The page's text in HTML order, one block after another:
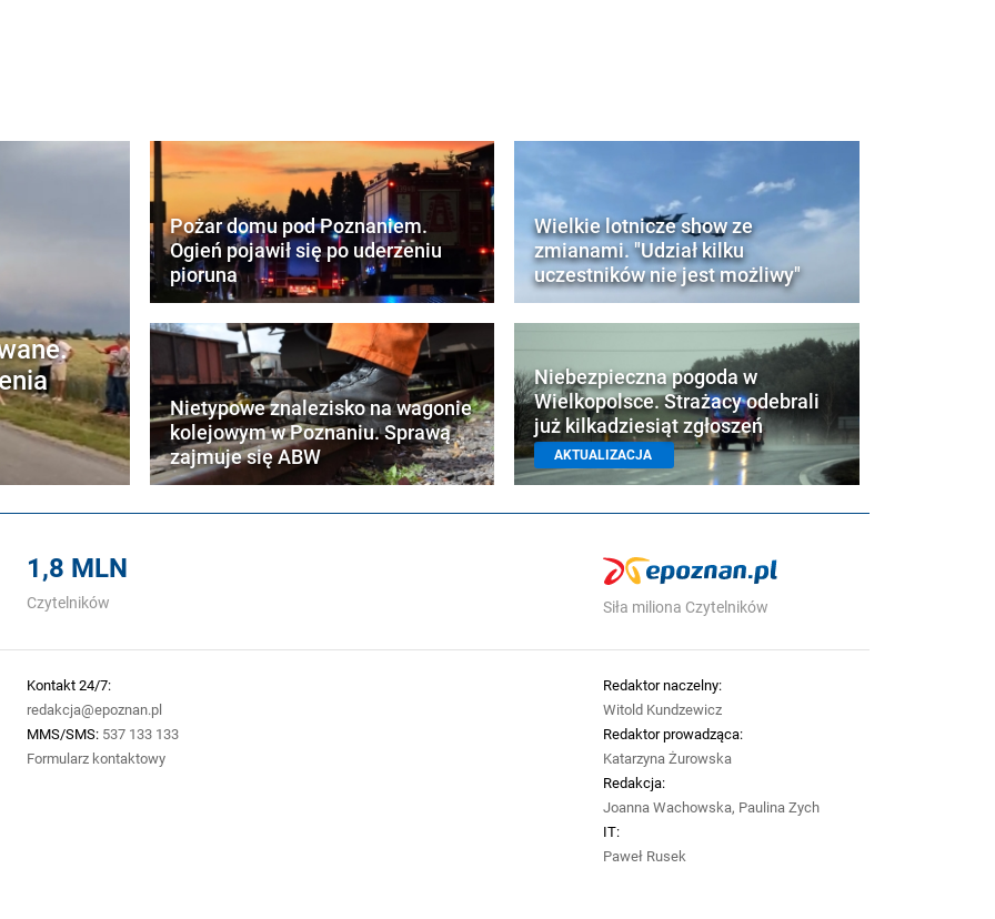
Pożar domu pod Poznaniem.
Ogień pojawił się po uderzeniu
pioruna
Nietypowe znalezisko na wagonie
kolejowym w Poznaniu. Sprawą
zajmuje się ABW
Wielkie lotnicze show ze
zmianami. "Udział kilku
uczestników nie jest możliwy"
Niebezpieczna pogoda w
Wielkopolsce. Strażacy odebrali
już kilkadziesiąt zgłoszeń
AKTUALIZACJA
1,8 MLN
Czytelników Siła miliona Czytelników
Kontakt 24/7:
redakcja@epoznan.pl
MMS/SMS: 537 133 133
Formularz kontaktowy
Redaktor naczelny:
Witold Kundzewicz
Redaktor prowadząca:
Katarzyna Żurowska
Redakcja:
Joanna Wachowska, Paulina Zych
IT:
Paweł Rusek